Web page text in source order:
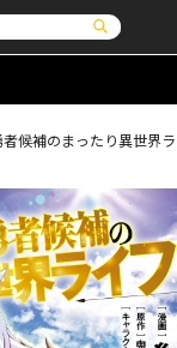
ライトノベル
ノベルス
ノベルスf
オーバーラップ広報室
お問い合わせはこち
ーバーラップノベルス
候補のまったり異世界ラ